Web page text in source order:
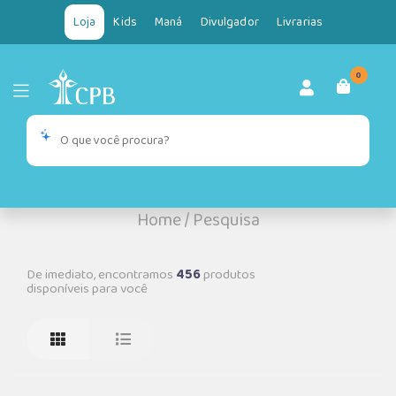
Loja Kids Maná Divulgador Livrarias
0
Home/Pesquisa
De imediato, encontramos 456produtos
disponíveis para você